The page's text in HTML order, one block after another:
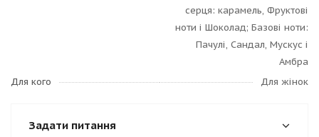
серця: карамель, Фруктові
ноти і Шоколад; Базові ноти:
Пачулі, Сандал, Мускус і
Амбра
Для кого
Для жінок
Задати питання